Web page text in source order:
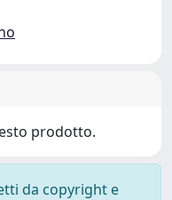
prodotto.
da copyright e